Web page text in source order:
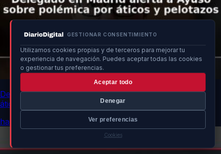
GESTIONAR CONSENTIMIENTO
Utilizamos cookies propias y de terceros para mejorar tu
experiencia de navegación. Puedes aceptar todas las cookies
o gestionar tus preferencias.
Aceptar todo
Denegar
Ver preferencias
Cookies
Delegado en Madrid alerta a Ayuso sobre polémica por
áticos y pelotazos
hace 11h